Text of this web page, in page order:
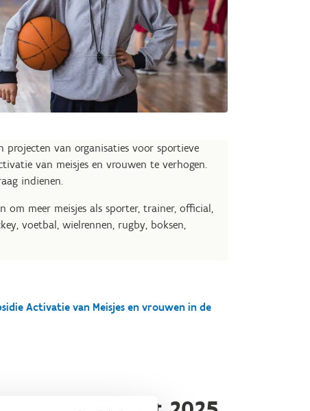
projecten van organisaties voor sportieve
van meisjes en vrouwen te verhogen.
indienen.
om meer meisjes als sporter, trainer, official,
voetbal, wielrennen, rugby, boksen,
Activatie van Meisjes en vrouwen in de